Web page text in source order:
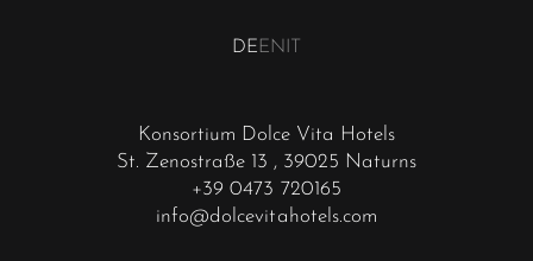
Konsortium Dolce Vita Hotels
St. Zenostraße 13 , 39025 Naturns
+39 0473 720165
info@dolcevitahotels.com
DEEN IT